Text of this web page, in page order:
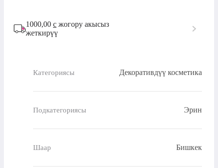
1000,00 с жогору акысыз
жеткирүү
Категориясы Декоративдүү косметика
Подкатегориясы Эрин
Шаар Бишкек